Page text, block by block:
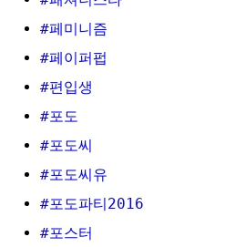
#페미니즘
#페이퍼펍
#편입생
#포도
#포도씨
#포도씨유
#포도파티2016
#포스터